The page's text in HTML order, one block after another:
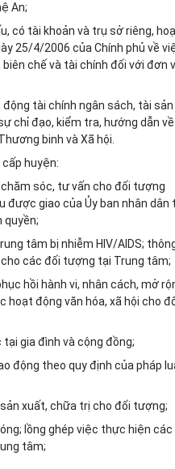
An;
có tài khoản và trụ sở riêng,
25/4/2006 của Chính phủ về
chế và tài chính đối với đơn
tài chính ngân sách, tài sản
chỉ đạo, kiểm tra, hướng dẫn về
binh và Xã hội.
huyện:
sóc, tư vấn cho đối tượng
giao của Ủy ban nhân dân
quyền;
tâm bị nhiễm HIV/AIDS;
cho các đối tượng tại Trung tâm;
hồi hành vi, nhân cách, mở
hoạt động văn hóa, xã hội cho
gia đình và cộng đồng;
động theo quy định của pháp
xuất, chữa trị cho đối tượng;
lồng ghép việc thực hiện các
tâm;